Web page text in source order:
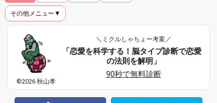
その他メニュー▼
©2026 秋山孝
＼ミクルしゃちょー考案／
「恋愛を科学する！脳タイプ診断で恋愛
の法則を解明」
90秒で無料診断